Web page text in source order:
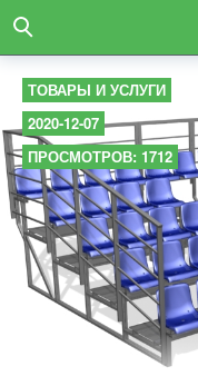
ТОВАРЫ И УСЛУГИ
2020-12-07
ПРОСМОТРОВ: 1712